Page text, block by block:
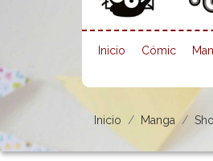
Inicio Cómic
Inicio Manga